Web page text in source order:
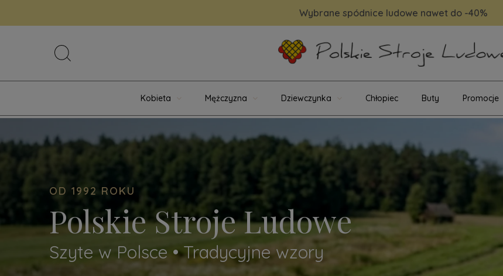
Wybrane spódnice ludowe nawet do -40%
Kobieta Mężczyzna Dziewczynka Chłopiec Buty Promocje
OD 1992 ROKU
Polskie Stroje Ludowe
Szyte w Polsce • Tradycyjne wzory